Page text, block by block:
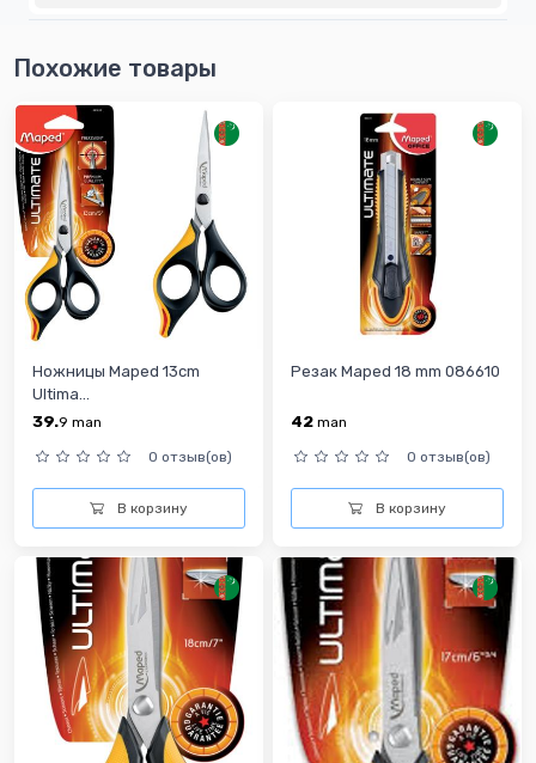
Похожие товары
Ножницы Maped 13cm
Ultima...
39.9 man
0 отзыв(ов)
В корзину
Резак Maped 18 mm 086610
42 man
0 отзыв(ов)
В корзину